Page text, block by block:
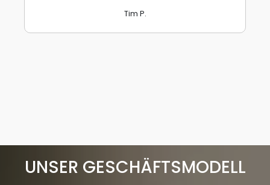
Tim P.
UNSER GESCHÄFTSMODELL